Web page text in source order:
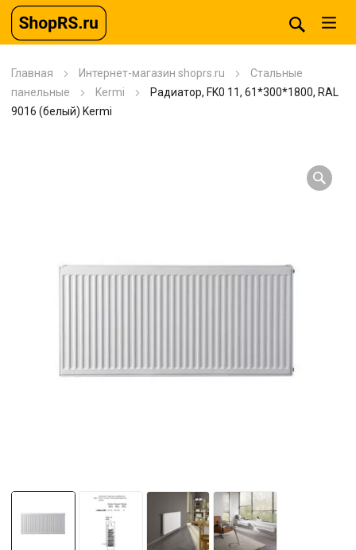
Главная Интернет-магазин shoprs.ru
Стальные
панельные
Kermi
Радиатор, FK0 11, 61*300*1800, RAL
9016 (белый) Kermi